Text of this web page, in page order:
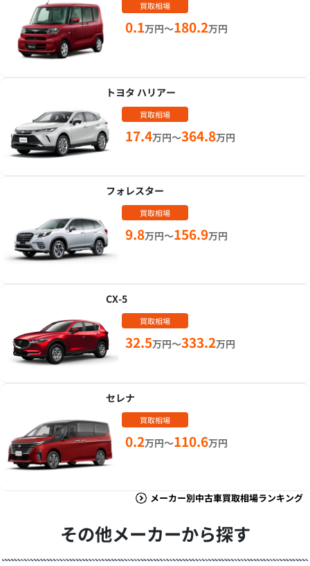
買取相場
0.1万円～180.2万円
トヨタ ハリアー
買取相場
17.4万円～364.8万円
フォレスター
買取相場
9.8万円～156.9万円
CX-5
買取相場
32.5万円～333.2万円
セレナ
買取相場
0.2万円～110.6万円
メーカー別中古車買取相場ランキング
その他メーカーから探す